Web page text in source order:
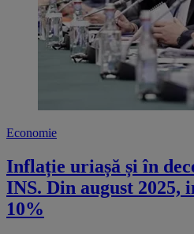
Economie
Inflație uriașă și în
INS. Din august 2025,
10%